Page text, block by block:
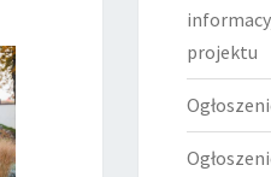
projektu